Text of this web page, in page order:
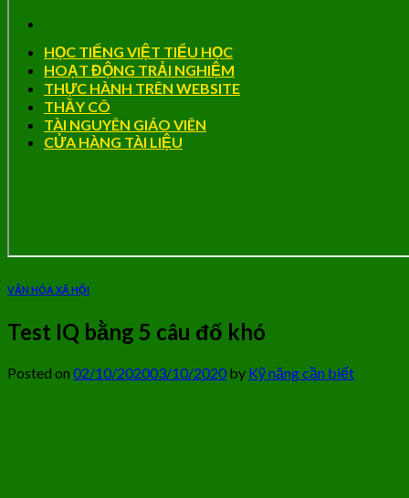
HỌC TIẾNG VIỆT TIỂU HỌC
HOẠT ĐỘNG TRẢI NGHIỆM
THỰC HÀNH TRÊN WEBSITE
THẦY CÔ
TÀI NGUYÊN GIÁO VIÊN
CỬA HÀNG TÀI LIỆU
VĂN HÓA XÃ HỘI
Test IQ bằng 5 câu đố khó
Posted on 02/10/202003/10/2020by Kỹ năng cần biết